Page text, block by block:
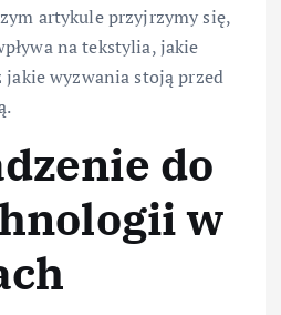
artykule przyjrzymy się,
na tekstylia, jakie
wyzwania stoją przed
do
w